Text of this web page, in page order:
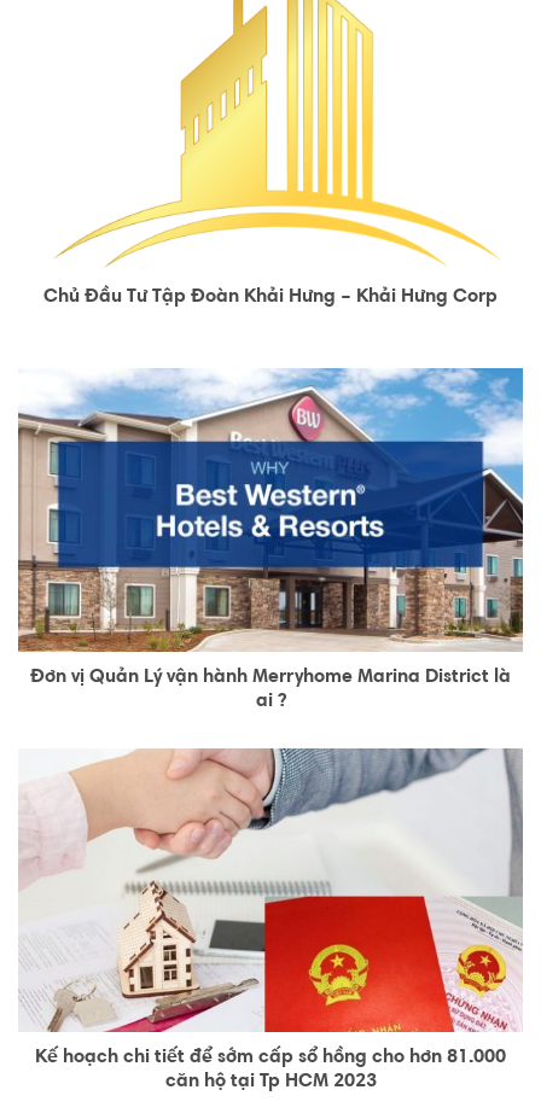
Chủ Đầu Tư Tập Đoàn Khải Hưng – Khải Hưng Corp
Đơn vị Quản Lý vận hành Merryhome Marina District là
ai ?
Kế hoạch chi tiết để sớm cấp sổ hồng cho hơn 81.000
căn hộ tại Tp HCM 2023